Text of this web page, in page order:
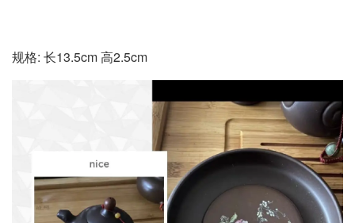
规格: 长13.5cm 高2.5cm